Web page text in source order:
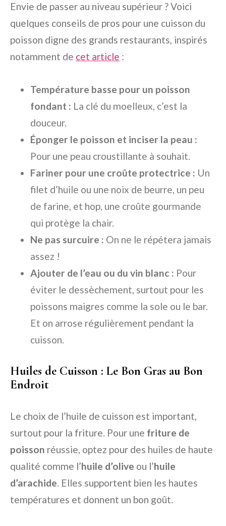
Envie de passer au niveau supérieur ? Voici
quelques conseils de pros pour une cuisson du
poisson digne des grands restaurants, inspirés
notamment de cet article :
Température basse pour un poisson
fondant : La clé du moelleux, c’est la
douceur.
Éponger le poisson et inciser la peau :
Pour une peau croustillante à souhait.
Fariner pour une croûte protectrice : Un
filet d’huile ou une noix de beurre, un peu
de farine, et hop, une croûte gourmande
qui protège la chair.
Ne pas surcuire : On ne le répétera jamais
assez !
Ajouter de l’eau ou du vin blanc : Pour
éviter le dessèchement, surtout pour les
poissons maigres comme la sole ou le bar.
Et on arrose régulièrement pendant la
cuisson.
Huiles de Cuisson : Le Bon Gras au Bon
Endroit
Le choix de l’huile de cuisson est important,
surtout pour la friture. Pour une friture de
poisson réussie, optez pour des huiles de haute
qualité comme l’huile d’olive ou l’huile
d’arachide. Elles supportent bien les hautes
températures et donnent un bon goût.